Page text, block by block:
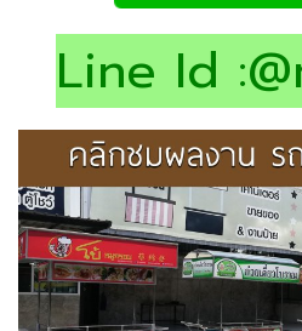
Line Id